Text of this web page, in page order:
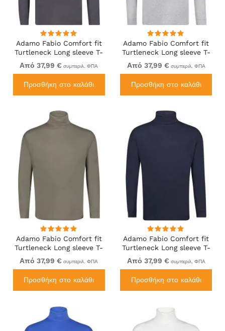
Adamo Fabio Comfort fit
Turtleneck Long sleeve T-
shirt Charcoal
Από 37,99 € συμπεριλ. ΦΠΑ
Προσθήκη στο καλάθι
Adamo Fabio Comfort fit
Turtleneck Long sleeve T-
shirt Grey
Από 37,99 € συμπεριλ. ΦΠΑ
Προσθήκη στο καλάθι
Adamo Fabio Comfort fit
Turtleneck Long sleeve T-
shirt Khaki
Από 37,99 € συμπεριλ. ΦΠΑ
Προσθήκη στο καλάθι
Adamo Fabio Comfort fit
Turtleneck Long sleeve T-
shirt Navy
Από 37,99 € συμπεριλ. ΦΠΑ
Προσθήκη στο καλάθι